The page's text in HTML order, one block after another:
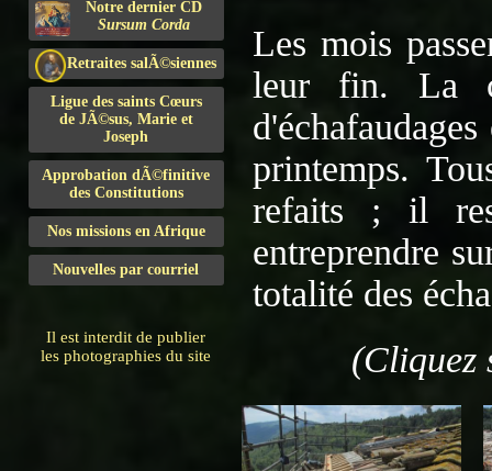
Notre dernier CD
Sursum Corda
Retraites salÃ©siennes
Ligue des saints Cœurs
de JÃ©sus, Marie et
Joseph
Approbation dÃ©finitive
des Constitutions
Nos missions en Afrique
Nouvelles par courriel
Il est interdit de publier
les photographies du site
Les mois
leur fin. La
printemps.
refaits ; il
entreprendre
totalité des
(Cliquez